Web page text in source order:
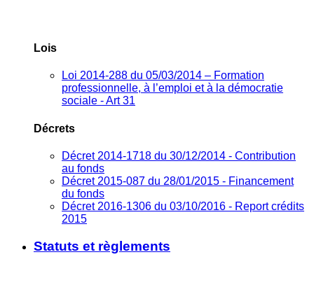
Lois
Loi 2014-288 du 05/03/2014 – Formation
professionnelle, à l’emploi et à la démocratie
sociale - Art 31
Décrets
Décret 2014-1718 du 30/12/2014 - Contribution
au fonds
Décret 2015-087 du 28/01/2015 - Financement
du fonds
Décret 2016-1306 du 03/10/2016 - Report crédits
2015
Statuts et règlements